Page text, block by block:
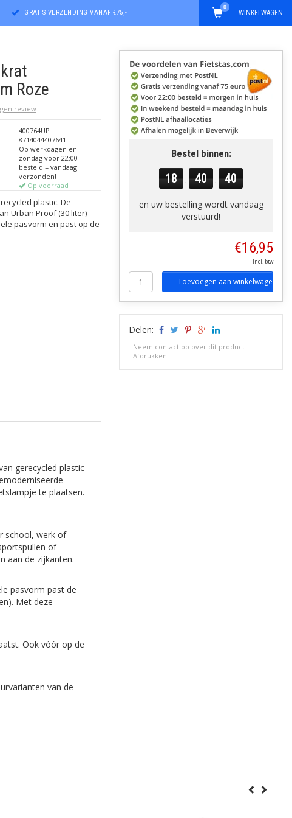
GRATIS VERZENDING VANAF €75,- WINKELWAGEN
0
Roze
review
400764UP
8714044407641
Op werkdagen en
zondag voor 22:00
besteld = vandaag
verzonden!
Op voorraad
plastic. De
Urban Proof (30 liter)
pasvorm en past op de
gerecycled plastic
te plaatsen.
school, werk of
of
aan de zijkanten.
pasvorm past de
Met deze
Ook vóór op de
van de
Bestel binnen:
18 : 40 : 40
en uw bestelling wordt vandaag
verstuurd!
€16,95
Incl. btw
Toevoegen aan winkelwagen
Delen:
- Neem contact op over dit product
-Afdrukken